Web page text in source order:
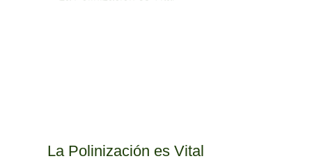
La Polinización es Vital